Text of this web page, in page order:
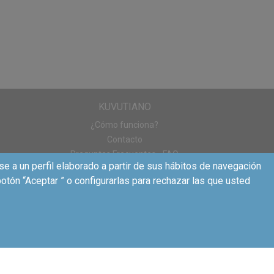
de
sensación de
y compartirán su
KUVUTIANO
¿Cómo funciona?
Contacto
Preguntas Frecuentes - FAQ
a un perfil elaborado a partir de sus hábitos de navegación
“Aceptar ” o configurarlas para rechazar las que usted